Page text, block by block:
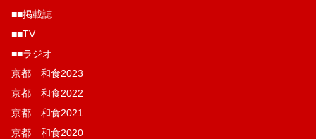
■■掲載誌
■■TV
■■ラジオ
京都 和食2023
京都 和食2022
京都 和食2021
京都 和食2020